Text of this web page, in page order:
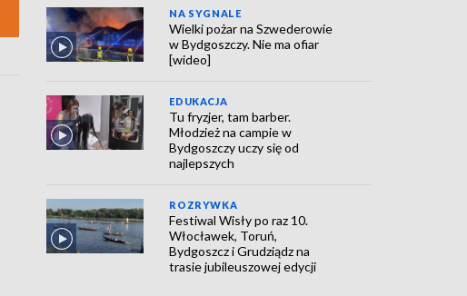
NA SYGNALE
Wielki pożar na Szwederowie
w Bydgoszczy. Nie ma ofiar
[wideo]
EDUKACJA
Tu fryzjer, tam barber.
Młodzież na campie w
Bydgoszczy uczy się od
najlepszych
ROZRYWKA
Festiwal Wisły po raz 10.
Włocławek, Toruń,
Bydgoszcz i Grudziądz na
trasie jubileuszowej edycji